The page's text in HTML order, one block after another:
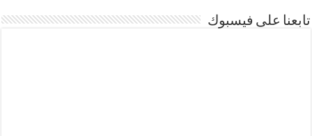
تابعنا على فيسبوك